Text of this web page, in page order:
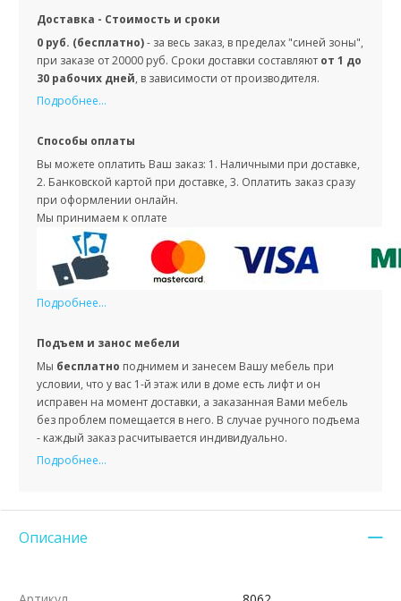
Доставка - Стоимость и сроки
0 руб. (бесплатно)- за весь заказ, в пределах "синей зоны",
при заказе от 20000 руб. Сроки доставки составляют от 1 до
30 рабочих дней, в зависимости от производителя.
Подробнее...
Способы оплаты
Вы можете оплатить Ваш заказ: 1. Наличными при доставке,
2. Банковской картой при доставке, 3. Оплатить заказ сразу
при оформлении онлайн.
Мы принимаем к оплате
Подробнее...
Подъем и занос мебели
Мы бесплатно поднимем и занесем Вашу мебель при
условии, что у вас 1-й этаж или в доме есть лифт и он
исправен на момент доставки, а заказанная Вами мебель
без проблем помещается в него. В случае ручного подъема
- каждый заказ расчитывается индивидуально.
Подробнее...
Описание